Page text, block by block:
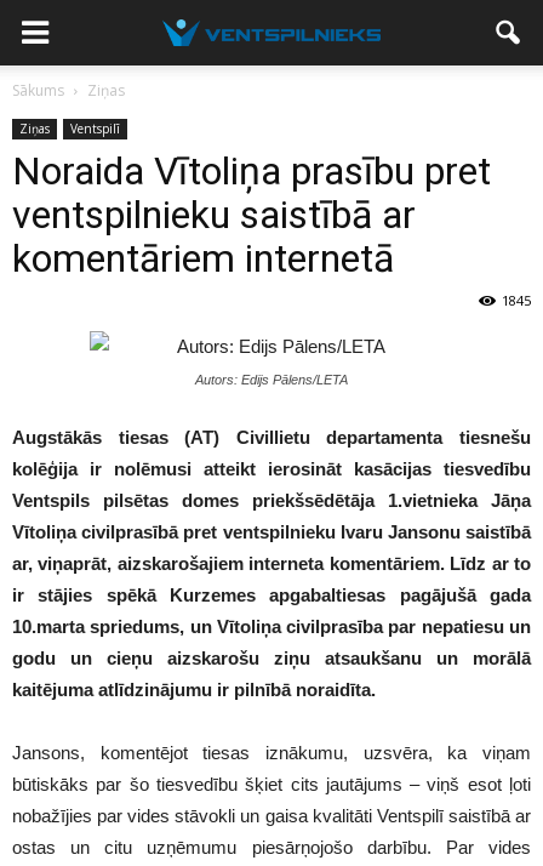
Sākums Ziņas
Ziņas Ventspilī
Noraida Vītoliņa prasību pret
ventspilnieku saistībā ar
komentāriem internetā
1845
Autors: Edijs Pālens/LETA
Augstākās tiesas (AT) Civillietu departamenta tiesnešu
kolēģija ir nolēmusi atteikt ierosināt kasācijas tiesvedību
Ventspils pilsētas domes priekšsēdētāja 1.vietnieka Jāņa
Vītoliņa civilprasībā pret ventspilnieku Ivaru Jansonu saistībā
ar, viņaprāt, aizskarošajiem interneta komentāriem. Līdz ar to
ir stājies spēkā Kurzemes apgabaltiesas pagājušā gada
10.marta spriedums, un Vītoliņa civilprasība par nepatiesu un
godu un cieņu aizskarošu ziņu atsaukšanu un morālā
kaitējuma atlīdzinājumu ir pilnībā noraidīta.
Jansons, komentējot tiesas iznākumu, uzsvēra, ka viņam
būtiskāks par šo tiesvedību šķiet cits jautājums – viņš esot ļoti
nobažījies par vides stāvokli un gaisa kvalitāti Ventspilī saistībā ar
ostas un citu uzņēmumu piesārņojošo darbību. Par vides